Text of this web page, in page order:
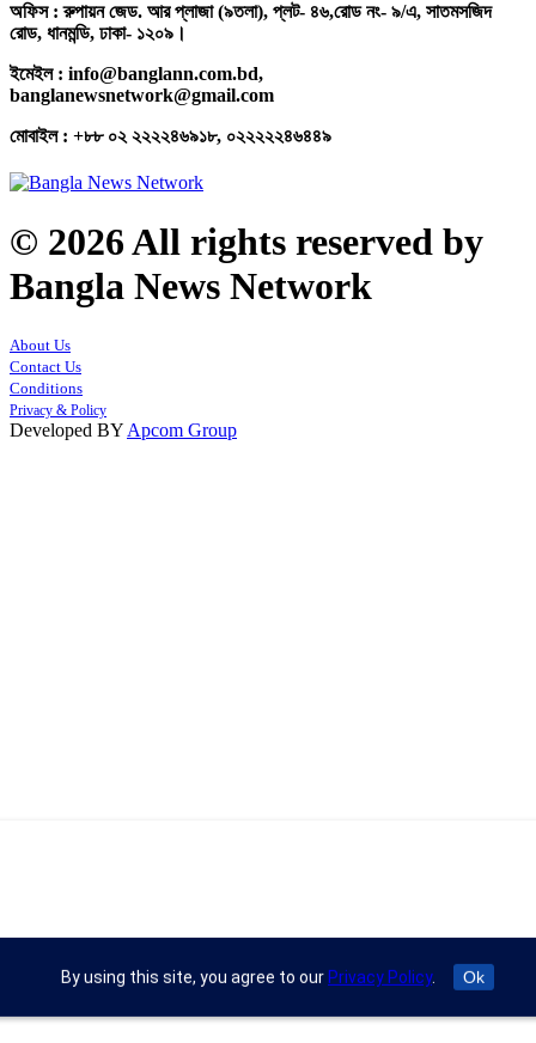
অফিস : রুপায়ন জেড. আর প্লাজা (৯তলা), প্লট- ৪৬,রোড নং- ৯/এ, সাতমসজিদ
রোড, ধানমন্ডি, ঢাকা- ১২০৯।
ইমেইল : info@banglann.com.bd,
banglanewsnetwork@gmail.com
মোবাইল : +৮৮ ০২ ২২২২৪৬৯১৮, ০২২২২২৪৬৪৪৯
© 2026 All rights reserved by
Bangla News Network
About Us
Contact Us
Conditions
Privacy & Policy
Developed BY Apcom Group
By using this site, you agree to our Privacy Policy. Ok